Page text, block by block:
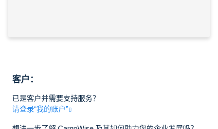
客户：
已是客户并需要支持服务？
请登录“我的账户”